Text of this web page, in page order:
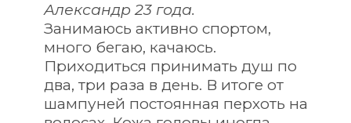
Александр 23 года.
Занимаюсь активно спортом,
много бегаю, качаюсь.
Приходиться принимать душ по
два, три раза в день. В итоге от
шампуней постоянная перхоть на